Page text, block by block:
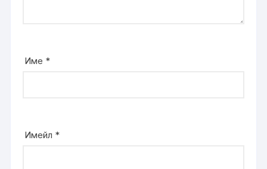
Име *
Имейл *